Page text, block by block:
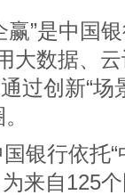
赢”是中国
大数据、
过创新“场
银行依托
来自125